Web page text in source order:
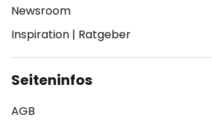
Newsroom
Inspiration | Ratgeber
Seiteninfos
AGB